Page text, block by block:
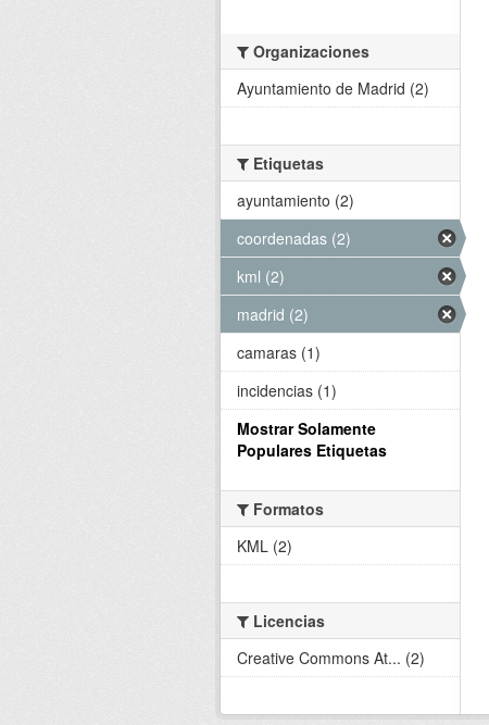
Organizaciones
Ayuntamiento de Madrid (2)
Etiquetas
ayuntamiento (2)
coordenadas (2)
kml (2)
madrid (2)
camaras (1)
incidencias (1)
Mostrar Solamente
Populares Etiquetas
Formatos
KML (2)
Licencias
Creative Commons At... (2)